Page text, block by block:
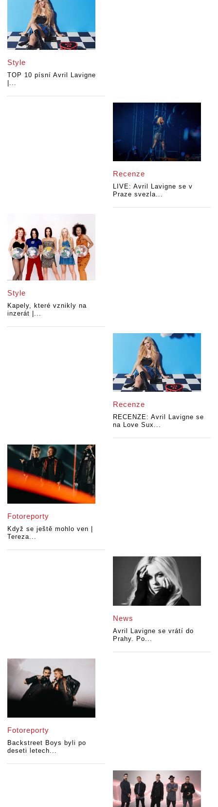
Style
TOP 10 písní Avril Lavigne
Recenze
LIVE: Avril Lavigne se v
Praze svezla...
Style
Kapely, které vznikly na
inzerát |...
Recenze
RECENZE: Avril Lavigne se
na Love Sux...
Fotoreporty
Když se ještě mohlo ven |
Tereza...
News
Avril Lavigne se vrátí do
Prahy. Po...
Fotoreporty
Backstreet Boys byli po
deseti letech...